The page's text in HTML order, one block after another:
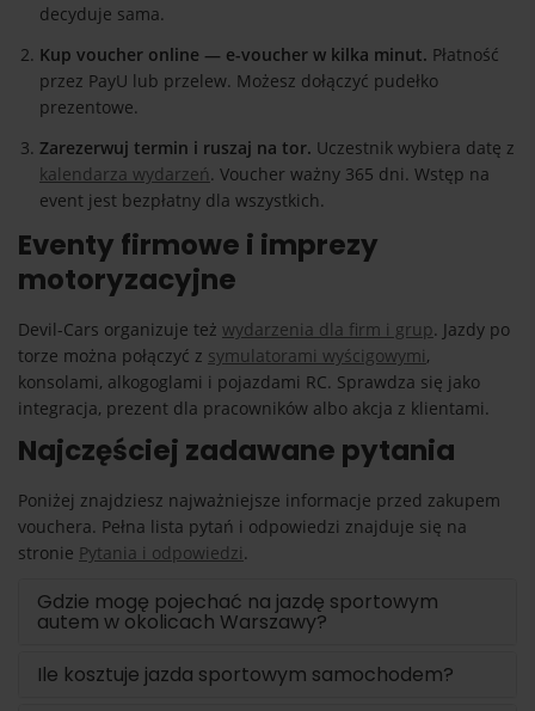
decyduje sama.
Kup voucher online — e-voucher w kilka minut. Płatność
przez PayU lub przelew. Możesz dołączyć pudełko
prezentowe.
Zarezerwuj termin i ruszaj na tor. Uczestnik wybiera datę z
kalendarza wydarzeń. Voucher ważny 365 dni. Wstęp na
event jest bezpłatny dla wszystkich.
Eventy firmowe i imprezy
motoryzacyjne
Devil-Cars organizuje też wydarzenia dla firm i grup. Jazdy po
torze można połączyć z symulatorami wyścigowymi,
konsolami, alkogoglami i pojazdami RC. Sprawdza się jako
integracja, prezent dla pracowników albo akcja z klientami.
Najczęściej zadawane pytania
Poniżej znajdziesz najważniejsze informacje przed zakupem
vouchera. Pełna lista pytań i odpowiedzi znajduje się na
stronie Pytania i odpowiedzi.
Gdzie mogę pojechać na jazdę sportowym
autem w okolicach Warszawy?
Ile kosztuje jazda sportowym samochodem?